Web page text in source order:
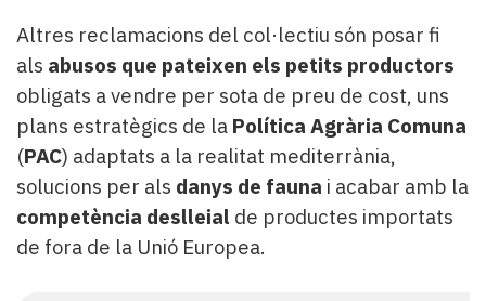
Altres reclamacions del col·lectiu són posar fi
als abusos que pateixen els petits productors
obligats a vendre per sota de preu de cost, uns
plans estratègics de la Política Agrària Comuna
(PAC) adaptats a la realitat mediterrània,
solucions per als danys de fauna i acabar amb la
competència deslleial de productes importats
de fora de la Unió Europea.